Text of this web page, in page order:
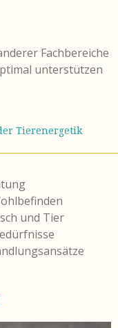
Fachbereiche
unterstützen
Tierenergetik
und Tier